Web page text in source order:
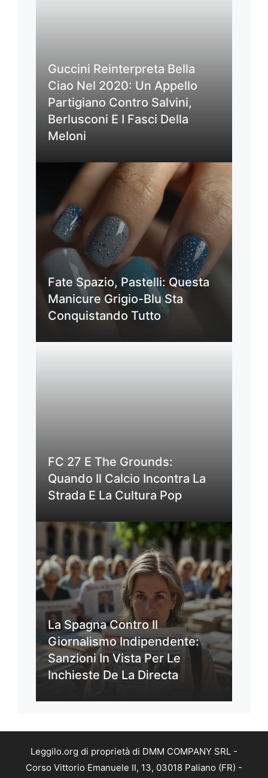
Guccini Reinterpreta Bella
Ciao Nel 2020: Un Appello
Partigiano Contro Salvini,
Berlusconi E I Fasci Della
Meloni
Fate Spazio, Pastelli: Questa
Manicure Grigio-Blu Sta
Conquistando Tutto
FC 27 E The Grounds:
Quando Il Calcio Incontra La
Strada E La Cultura Pop
La Spagna Contro Il
Giornalismo Indipendente:
Sanzioni In Vista Per Le
Inchieste De La Directa
Leggilo.org di proprietà di DMM COMPANY SRL -
Corso Vittorio Emanuele II, 13, 03018 Paliano (FR) -